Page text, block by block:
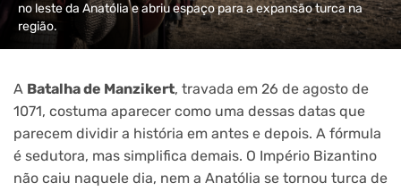
no leste da Anatólia e abriu espaço para a expansão turca na
região.
A Batalha de Manzikert, travada em 26 de agosto de
1071, costuma aparecer como uma dessas datas que
parecem dividir a história em antes e depois. A fórmula
é sedutora, mas simplifica demais. O Império Bizantino
não caiu naquele dia, nem a Anatólia se tornou turca de